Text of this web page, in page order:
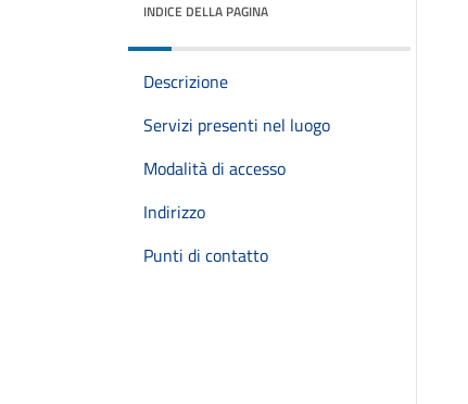
INDICE DELLA PAGINA
Descrizione
Servizi presenti nel luogo
Modalità di accesso
Indirizzo
Punti di contatto